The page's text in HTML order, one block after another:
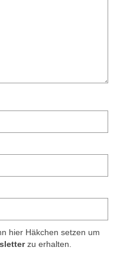
hier Häkchen setzen um
zu erhalten.